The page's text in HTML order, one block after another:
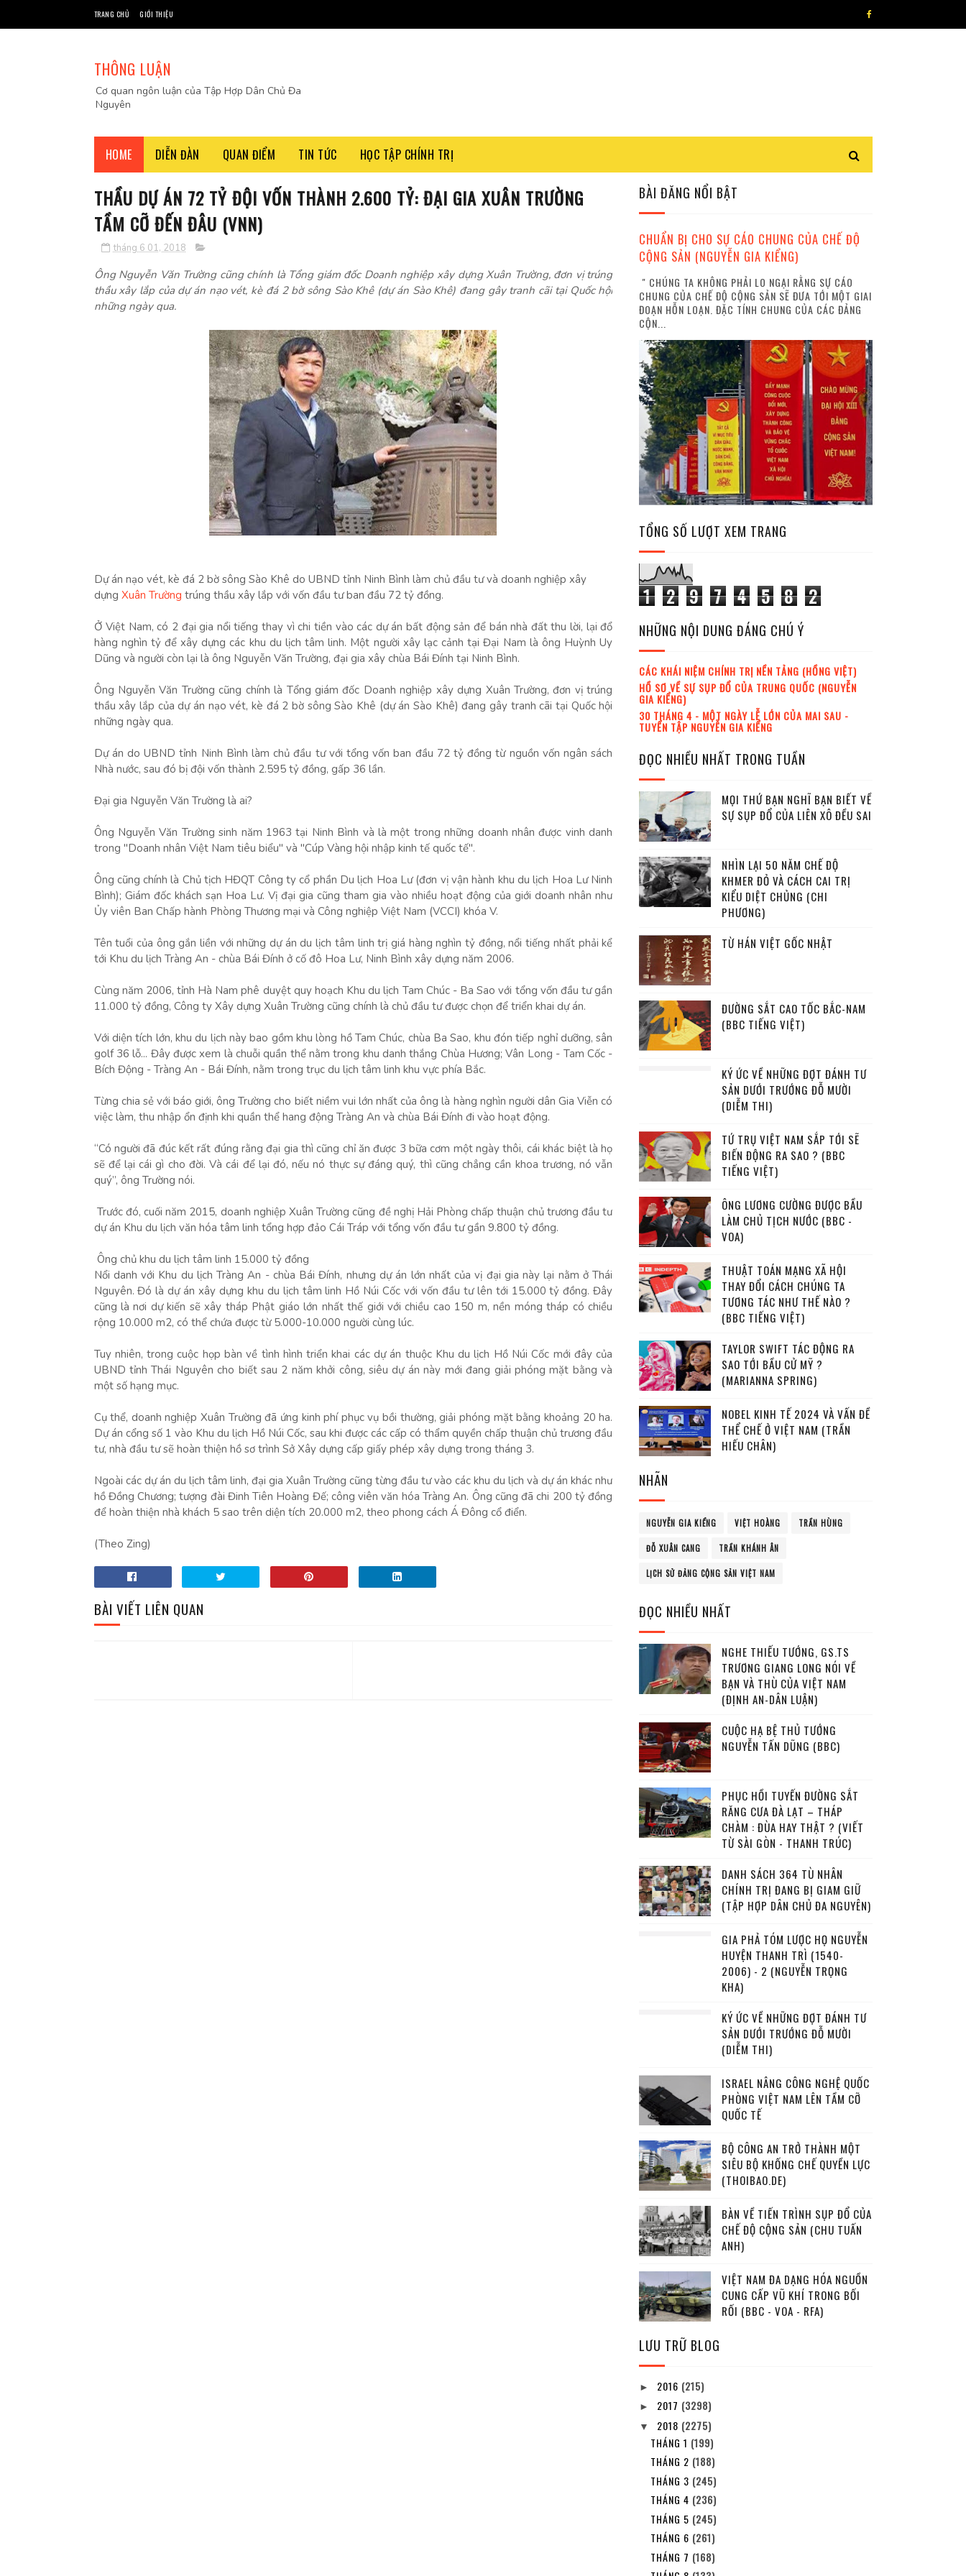
TRANG CHỦ GIỚI THIỆU
THÔNG LUẬN
Cơ quan ngôn luận của Tập Hợp Dân Chủ Đa
Nguyên
HOME DIỄN ĐÀN QUAN ĐIỂM TIN TỨC HỌC TẬP CHÍNH TRỊ
THẦU DỰ ÁN 72 TỶ ĐỘI VỐN THÀNH 2.600 TỶ: ĐẠI GIA XUÂN TRƯỜNG
TẦM CỠ ĐẾN ĐÂU (VNN)
tháng 6 01, 2018
Ông Nguyễn Văn Trường cũng chính là Tổng giám đốc Doanh nghiệp xây dựng Xuân Trường, đơn vị trúng
thầu xây lắp của dự án nạo vét, kè đá 2 bờ sông Sào Khê (dự án Sào Khê) đang gây tranh cãi tại Quốc hội
những ngày qua.
Dự án nạo vét, kè đá 2 bờ sông Sào Khê do UBND tỉnh Ninh Bình làm chủ đầu tư và doanh nghiệp xây
dựng Xuân Trường trúng thầu xây lắp với vốn đầu tư ban đầu 72 tỷ đồng.
Ở Việt Nam, có 2 đại gia nổi tiếng thay vì chi tiền vào các dự án bất động sản để bán nhà đất thu lời, lại đổ
hàng nghìn tỷ để xây dựng các khu du lịch tâm linh. Một người xây lạc cảnh tại Đại Nam là ông Huỳnh Uy
Dũng và người còn lại là ông Nguyễn Văn Trường, đại gia xây chùa Bái Đính tại Ninh Bình.
Ông Nguyễn Văn Trường cũng chính là Tổng giám đốc Doanh nghiệp xây dựng Xuân Trường, đơn vị trúng
thầu xây lắp của dự án nạo vét, kè đá 2 bờ sông Sào Khê (dự án Sào Khê) đang gây tranh cãi tại Quốc hội
những ngày qua.
Dự án do UBND tỉnh Ninh Bình làm chủ đầu tư với tổng vốn ban đầu 72 tỷ đồng từ nguồn vốn ngân sách
Nhà nước, sau đó bị đội vốn thành 2.595 tỷ đồng, gấp 36 lần.
Đại gia Nguyễn Văn Trường là ai?
Ông Nguyễn Văn Trường sinh năm 1963 tại Ninh Bình và là một trong những doanh nhân được vinh danh
trong "Doanh nhân Việt Nam tiêu biểu" và "Cúp Vàng hội nhập kinh tế quốc tế".
Ông cũng chính là Chủ tịch HĐQT Công ty cổ phần Du lịch Hoa Lư (đơn vị vận hành khu du lịch Hoa Lư Ninh
Bình); Giám đốc khách sạn Hoa Lư. Vị đại gia cũng tham gia vào nhiều hoạt động của giới doanh nhân như
Ủy viên Ban Chấp hành Phòng Thương mại và Công nghiệp Việt Nam (VCCI) khóa V.
Tên tuổi của ông gắn liền với những dự án du lịch tâm linh trị giá hàng nghìn tỷ đồng, nổi tiếng nhất phải kể
tới Khu du lịch Tràng An - chùa Bái Đính ở cố đô Hoa Lư, Ninh Bình xây dựng năm 2006.
Cùng năm 2006, tỉnh Hà Nam phê duyệt quy hoạch Khu du lịch Tam Chúc - Ba Sao với tổng vốn đầu tư gần
11.000 tỷ đồng, Công ty Xây dựng Xuân Trường cũng chính là chủ đầu tư được chọn để triển khai dự án.
Với diện tích lớn, khu du lịch này bao gồm khu lòng hồ Tam Chúc, chùa Ba Sao, khu đón tiếp nghỉ dưỡng, sân
golf 36 lỗ... Đây được xem là chuỗi quần thể nằm trong khu danh thắng Chùa Hương; Vân Long - Tam Cốc -
Bích Động - Tràng An - Bái Đính, nằm trong trục du lịch tâm linh khu vực phía Bắc.
Từng chia sẻ với báo giới, ông Trường cho biết niềm vui lớn nhất của ông là hàng nghìn người dân Gia Viễn có
việc làm, thu nhập ổn định khi quần thể hang động Tràng An và chùa Bái Đính đi vào hoạt động.
“Có người đã đúc kết rất đúng rằng đại gia thì cũng chỉ ăn được 3 bữa cơm một ngày thôi, cái khác biệt là họ
sẽ để lại cái gì cho đời. Và cái để lại đó, nếu nó thực sự đáng quý, thì cũng chẳng cần khoa trương, nó vẫn
quý”, ông Trường nói.
Trước đó, cuối năm 2015, doanh nghiệp Xuân Trường cũng đề nghị Hải Phòng chấp thuận chủ trương đầu tư
dự án Khu du lịch văn hóa tâm linh tổng hợp đảo Cái Tráp với tổng vốn đầu tư gần 9.800 tỷ đồng.
Ông chủ khu du lịch tâm linh 15.000 tỷ đồng
Nổi danh với Khu du lịch Tràng An - chùa Bái Đính, nhưng dự án lớn nhất của vị đại gia này lại nằm ở Thái
Nguyên. Đó là dự án xây dựng khu du lịch tâm linh Hồ Núi Cốc với vốn đầu tư lên tới 15.000 tỷ đồng. Đây
cũng là nơi dự kiến sẽ xây tháp Phật giáo lớn nhất thế giới với chiều cao 150 m, nền móng tháp có chiều
rộng 10.000 m2, có thể chứa được từ 5.000-10.000 người cùng lúc.
Tuy nhiên, trong cuộc họp bàn về tình hình triển khai các dự án thuộc Khu du lịch Hồ Núi Cốc mới đây của
UBND tỉnh Thái Nguyên cho biết sau 2 năm khởi công, siêu dự án này mới đang giải phóng mặt bằng và
một số hạng mục.
Cụ thể, doanh nghiệp Xuân Trường đã ứng kinh phí phục vụ bồi thường, giải phóng mặt bằng khoảng 20 ha.
Dự án cổng số 1 vào Khu du lịch Hồ Núi Cốc, sau khi được các cấp có thẩm quyền chấp thuận chủ trương đầu
tư, nhà đầu tư sẽ hoàn thiện hồ sơ trình Sở Xây dựng cấp giấy phép xây dựng trong tháng 3.
Ngoài các dự án du lịch tâm linh, đại gia Xuân Trường cũng từng đầu tư vào các khu du lịch và dự án khác như
hồ Đồng Chương; tượng đài Đinh Tiên Hoàng Đế; công viên văn hóa Tràng An. Ông cũng đã chi 200 tỷ đồng
để hoàn thiện nhà khách 5 sao trên diện tích 20.000 m2, theo phong cách Á Đông cổ điển.
(Theo Zing)
BÀI VIẾT LIÊN QUAN
BÀI ĐĂNG NỔI BẬT
CHUẨN BỊ CHO SỰ CÁO CHUNG CỦA CHẾ ĐỘ
CỘNG SẢN (NGUYỄN GIA KIỂNG)
" CHÚNG TA KHÔNG PHẢI LO NGẠI RẰNG SỰ CÁO
CHUNG CỦA CHẾ ĐỘ CỘNG SẢN SẼ ĐƯA TỚI MỘT GIAI
ĐOẠN HỖN LOẠN. ĐẶC TÍNH CHUNG CỦA CÁC ĐẢNG
CỘN...
TỔNG SỐ LƯỢT XEM TRANG
1 2 9 7 4 5 8 2
NHỮNG NỘI DUNG ĐÁNG CHÚ Ý
CÁC KHÁI NIỆM CHÍNH TRỊ NỀN TẢNG (HỒNG VIỆT)
HỒ SƠ VỀ SỰ SỤP ĐỔ CỦA TRUNG QUỐC (NGUYỄN
GIA KIỂNG)
30 THÁNG 4 - MỘT NGÀY LỄ LỚN CỦA MAI SAU -
TUYỂN TẬP NGUYỄN GIA KIỂNG
ĐỌC NHIỀU NHẤT TRONG TUẦN
MỌI THỨ BẠN NGHĨ BẠN BIẾT VỀ
SỰ SỤP ĐỔ CỦA LIÊN XÔ ĐỀU SAI
NHÌN LẠI 50 NĂM CHẾ ĐỘ
KHMER ĐỎ VÀ CÁCH CAI TRỊ
KIỂU DIỆT CHỦNG (CHI
PHƯƠNG)
TỪ HÁN VIỆT GỐC NHẬT
ĐƯỜNG SẮT CAO TỐC BẮC-NAM
(BBC TIẾNG VIỆT)
KÝ ỨC VỀ NHỮNG ĐỢT ĐÁNH TƯ
SẢN DƯỚI TRƯỚNG ĐỖ MƯỜI
(DIỄM THI)
TỨ TRỤ VIỆT NAM SẮP TỚI SẼ
BIẾN ĐỘNG RA SAO ? (BBC
TIẾNG VIỆT)
ÔNG LƯƠNG CƯỜNG ĐƯỢC BẦU
LÀM CHỦ TỊCH NƯỚC (BBC -
VOA)
THUẬT TOÁN MẠNG XÃ HỘI
THAY ĐỔI CÁCH CHÚNG TA
TƯƠNG TÁC NHƯ THẾ NÀO ?
(BBC TIẾNG VIỆT)
TAYLOR SWIFT TÁC ĐỘNG RA
SAO TỚI BẦU CỬ MỸ ?
(MARIANNA SPRING)
NOBEL KINH TẾ 2024 VÀ VẤN ĐỀ
THỂ CHẾ Ở VIỆT NAM (TRẦN
HIẾU CHÂN)
NHÃN
NGUYỄN GIA KIỂNG VIỆT HOÀNG TRẦN HÙNG
ĐỖ XUÂN CANG TRẦN KHÁNH ÂN
LỊCH SỬ ĐẢNG CỘNG SẢN VIỆT NAM
ĐỌC NHIỀU NHẤT
NGHE THIẾU TƯỚNG, GS.TS
TRƯƠNG GIANG LONG NÓI VỀ
BẠN VÀ THÙ CỦA VIỆT NAM
(ĐỊNH AN-DÂN LUẬN)
CUỘC HẠ BỆ THỦ TƯỚNG
NGUYỄN TẤN DŨNG (BBC)
PHỤC HỒI TUYẾN ĐƯỜNG SẮT
RĂNG CƯA ĐÀ LẠT – THÁP
CHÀM : ĐÙA HAY THẬT ? (VIẾT
TỪ SÀI GÒN - THANH TRÚC)
DANH SÁCH 364 TÙ NHÂN
CHÍNH TRỊ ĐANG BỊ GIAM GIỮ
(TẬP HỢP DÂN CHỦ ĐA NGUYÊN)
GIA PHẢ TÓM LƯỢC HỌ NGUYỄN
HUYỆN THANH TRÌ (1540-
2006) - 2 (NGUYỄN TRỌNG
KHA)
KÝ ỨC VỀ NHỮNG ĐỢT ĐÁNH TƯ
SẢN DƯỚI TRƯỚNG ĐỖ MƯỜI
(DIỄM THI)
ISRAEL NÂNG CÔNG NGHỆ QUỐC
PHÒNG VIỆT NAM LÊN TẦM CỠ
QUỐC TẾ
BỘ CÔNG AN TRỞ THÀNH MỘT
SIÊU BỘ KHỐNG CHẾ QUYỀN LỰC
(THOIBAO.DE)
BÀN VỀ TIẾN TRÌNH SỤP ĐỔ CỦA
CHẾ ĐỘ CỘNG SẢN (CHU TUẤN
ANH)
VIỆT NAM ĐA DẠNG HÓA NGUỒN
CUNG CẤP VŨ KHÍ TRONG BỐI
RỐI (BBC - VOA - RFA)
LƯU TRỮ BLOG
► 2016 (215)
► 2017 (3298)
▼ 2018 (2275)
THÁNG 1 (199)
THÁNG 2 (188)
THÁNG 3 (245)
THÁNG 4 (236)
THÁNG 5 (245)
THÁNG 6 (261)
THÁNG 7 (168)